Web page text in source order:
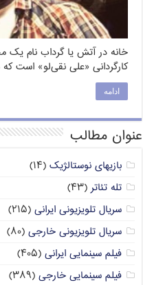
خانه در آتش یا گرداب نام یک
کارگردانی «علی نقی‌لو» است که در
ادامه
عنوان مطالب
بازیهای نوستالژیک (۱۴)
تله تئاتر (۴۳)
سریال تلویزیونی ایرانی (۲۱۵)
سریال تلویزیونی خارجی (۸۰)
فیلم سینمایی ایرانی (۴۰۵)
فیلم سینمایی خارجی (۳۸۹)